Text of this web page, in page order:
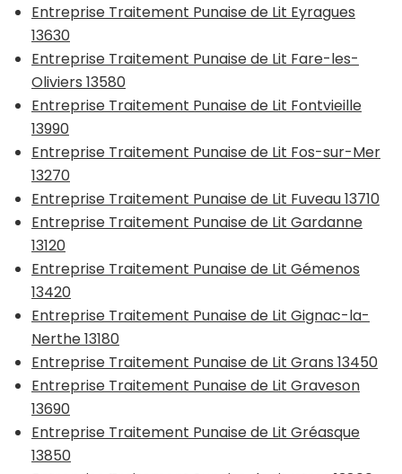
Entreprise Traitement Punaise de Lit Eyragues
13630
Entreprise Traitement Punaise de Lit Fare-les-
Oliviers 13580
Entreprise Traitement Punaise de Lit Fontvieille
13990
Entreprise Traitement Punaise de Lit Fos-sur-Mer
13270
Entreprise Traitement Punaise de Lit Fuveau 13710
Entreprise Traitement Punaise de Lit Gardanne
13120
Entreprise Traitement Punaise de Lit Gémenos
13420
Entreprise Traitement Punaise de Lit Gignac-la-
Nerthe 13180
Entreprise Traitement Punaise de Lit Grans 13450
Entreprise Traitement Punaise de Lit Graveson
13690
Entreprise Traitement Punaise de Lit Gréasque
13850